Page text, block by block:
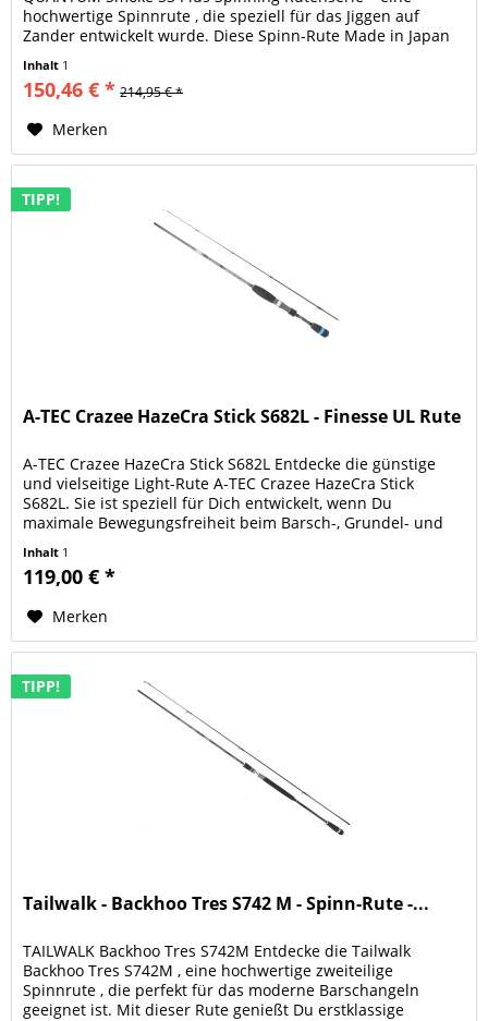
hochwertige Spinnrute , die speziell für das Jiggen auf
Zander entwickelt wurde. Diese Spinn-Rute Made in Japan
Inhalt 1
150,46 € * 214,95 € *
Merken
TIPP!
A-TEC Crazee HazeCra Stick S682L - Finesse UL Rute
A-TEC Crazee HazeCra Stick S682L Entdecke die günstige
und vielseitige Light-Rute A-TEC Crazee HazeCra Stick
S682L. Sie ist speziell für Dich entwickelt, wenn Du
maximale Bewegungsfreiheit beim Barsch-, Grundel- und
Inhalt 1
119,00 € *
Merken
TIPP!
Tailwalk - Backhoo Tres S742 M - Spinn-Rute -...
TAILWALK Backhoo Tres S742M Entdecke die Tailwalk
Backhoo Tres S742M , eine hochwertige zweiteilige
Spinnrute , die perfekt für das moderne Barschangeln
geeignet ist. Mit dieser Rute genießt Du erstklassige